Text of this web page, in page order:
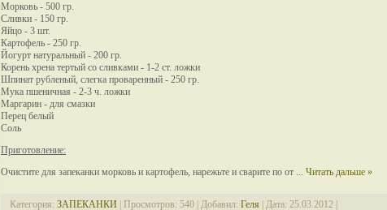
Морковь - 500 гр.
Сливки - 150 гр.
Яйцо - 3 шт.
Картофель - 250 гр.
Йогурт натуральный - 200 гр.
Корень хрена тертый со сливками - 1-2 ст. ложки
Шпинат рубленый, слегка проваренный - 250 гр.
Мука пшеничная - 2-3 ч. ложки
Маргарин - для смазки
Перец белый
Соль
Приготовление:
Очистите для запеканки морковь и картофель, нарежьте и сварите по от ... Читать дальше »
Категория: ЗАПЕКАНКИ | Просмотров: 540 | Добавил: Геля | Дата: 25.03.2012